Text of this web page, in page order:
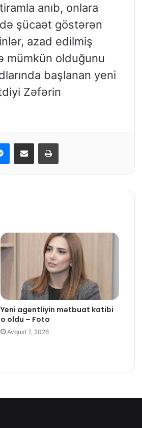
anıb, onlara
şücaət göstərən
azad edilmiş
mümkün olduğunu
başlanan yeni
Zəfərin
Yeni agentliyin mətbuat katibi
o oldu – Foto
Avqust 7, 2026